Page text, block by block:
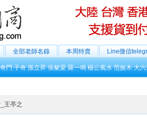
全部老師名錄 本周特賣 Line微信
門 子奇 孫立昇 張粲梁 羅一鳴 楊公風水 范振木 大
王亭之